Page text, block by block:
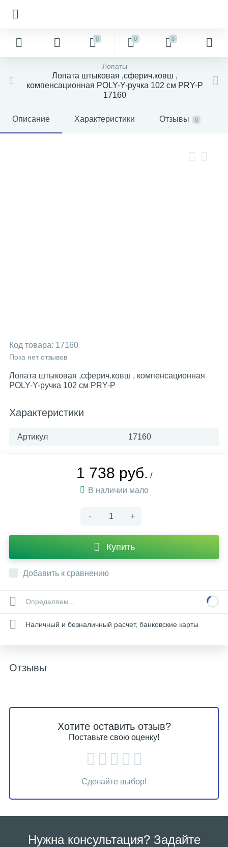
0 0 0
Лопаты
Лопата штыковая ,сферич.ковш ,
компенсационная POLY-Y-ручка 102 см PRY-P
17160
Описание Характеристики Отзывы 0
Код товара: 17160
Пока нет отзывов
Лопата штыковая ,сферич.ковш , компенсационная
POLY-Y-ручка 102 см PRY-P
Характеристики
Артикул 17160
1 738 руб. /
В наличии мало
- +
Купить
Добавить к сравнению
Определяем...
Наличный и безналичный расчет, банковские карты
Отзывы
Хотите оставить отзыв?
Поставьте свою оценку!
Сделайте выбор!
Нужна консультация? Задайте